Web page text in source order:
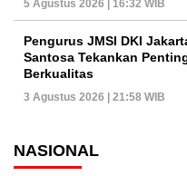
5 Agustus 2026 | 16:32 WIB
Pengurus JMSI DKI
Santosa Tekankan
Berkualitas
3 Agustus 2026 | 21:58 WIB
NASIONAL